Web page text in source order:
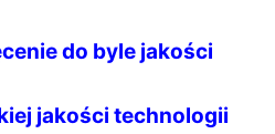
do byle jakości
jakości technologii